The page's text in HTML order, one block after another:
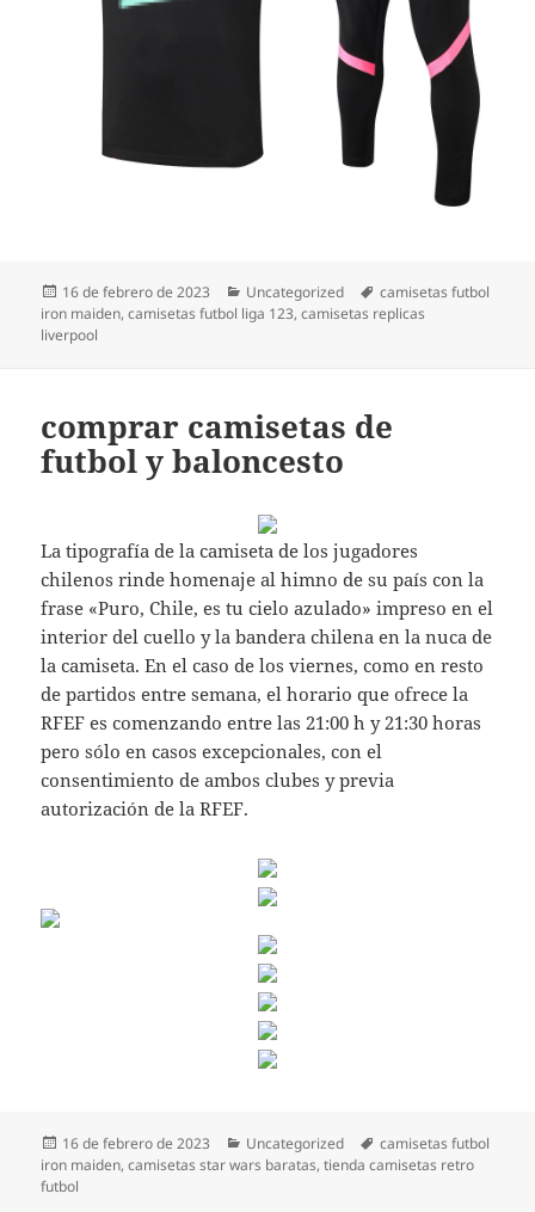
Publicado
el
16 de febrero de 2023 Categorías
Uncategorized Etiquetas
camisetas futbol
iron maiden,camisetas futbol liga 123,camisetas replicas
liverpool
comprar camisetas de
futbol y baloncesto
La tipografía de la camiseta de los jugadores
chilenos rinde homenaje al himno de su país con la
frase «Puro, Chile, es tu cielo azulado» impreso en el
interior del cuello y la bandera chilena en la nuca de
la camiseta. En el caso de los viernes, como en resto
de partidos entre semana, el horario que ofrece la
RFEF es comenzando entre las 21:00 h y 21:30 horas
pero sólo en casos excepcionales, con el
consentimiento de ambos clubes y previa
autorización de la RFEF.
Publicado
el
16 de febrero de 2023 Categorías
Uncategorized Etiquetas
camisetas futbol
iron maiden,camisetas star wars baratas,tienda camisetas retro
futbol